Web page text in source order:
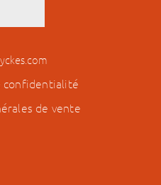
confidentialité
de vente